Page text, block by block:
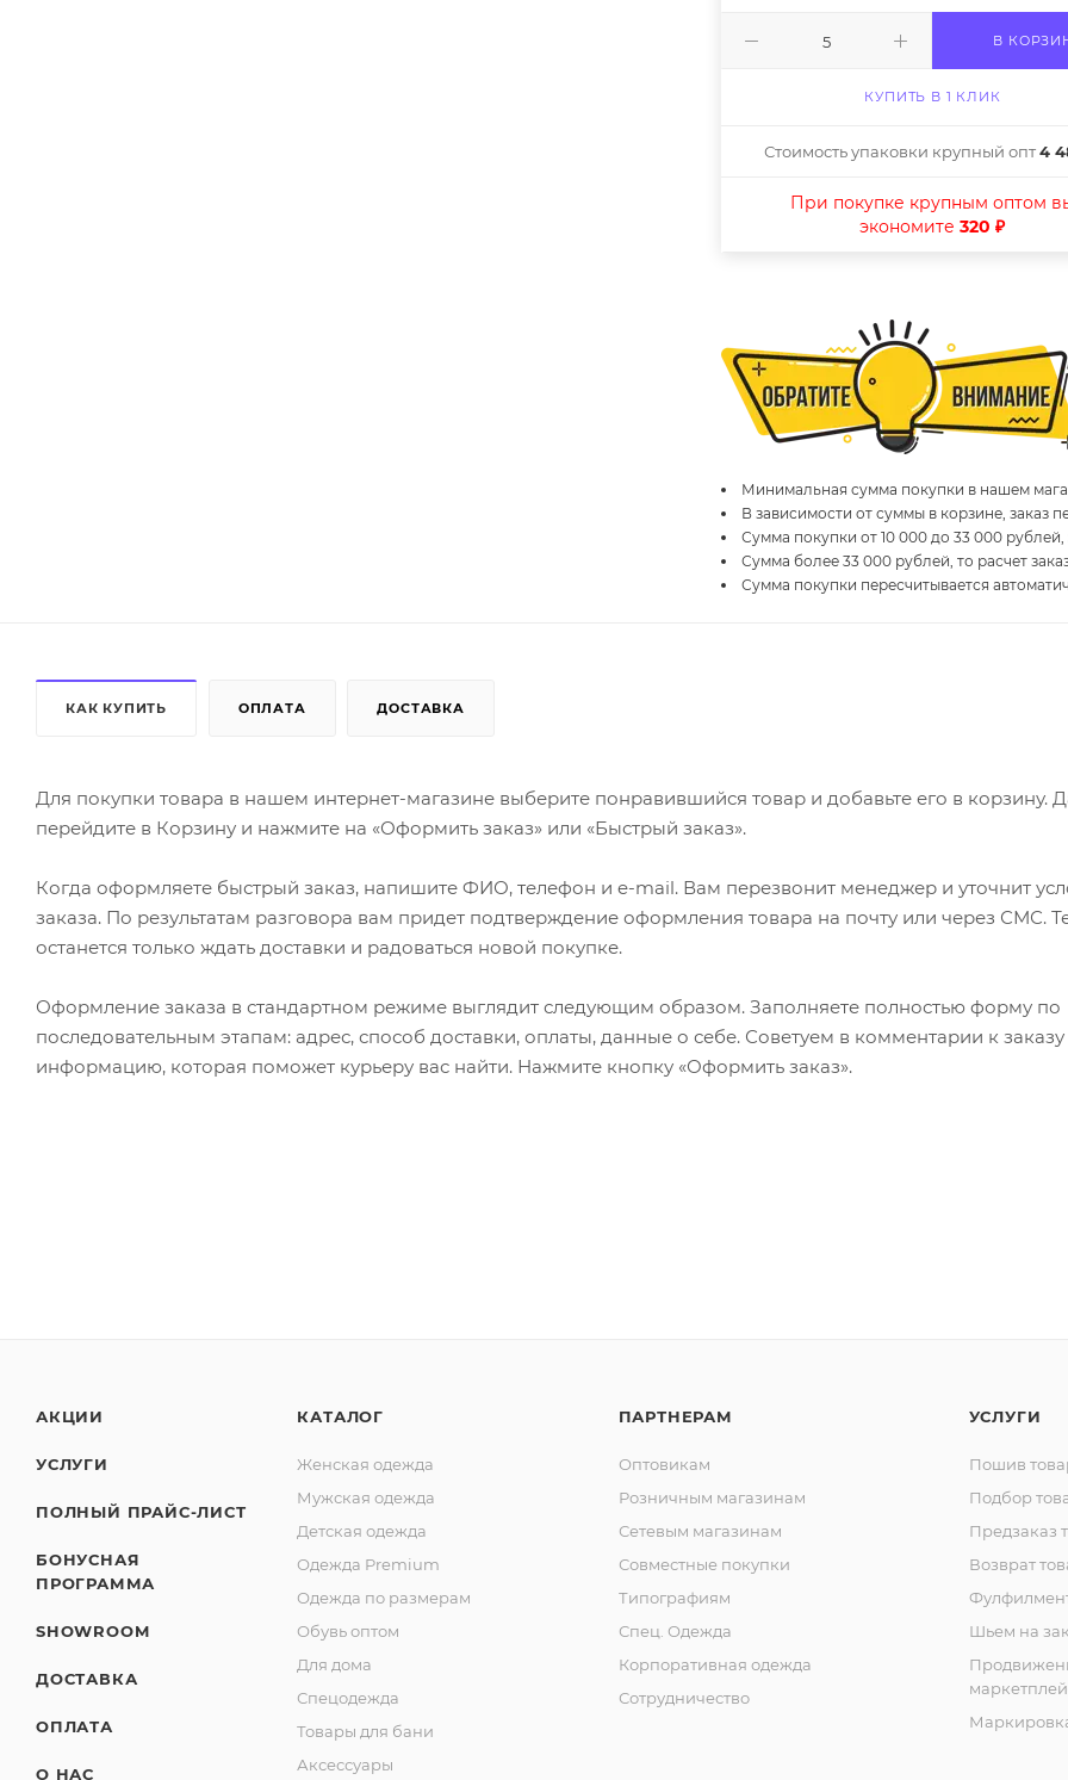
В
КУПИТЬ В 1 КЛИК
Стоимость упаковки крупный опт4
При покупке крупным оптом
экономите320 ₽
Минимальная сумма покупки в нашем
В зависимости от суммы в корзине, заказ
Сумма покупки от 10 000 до 33 000 рублей,
Сумма более 33 000 рублей, то расчет
Сумма покупки пересчитывается
КАК КУПИТЬ ОПЛАТА ДОСТАВКА
Для покупки товара в нашем интернет-магазине выберите понравившийся товар и добавьте его в корзину.
перейдите в Корзину и нажмите на «Оформить заказ» или «Быстрый заказ».
Когда оформляете быстрый заказ, напишите ФИО, телефон и e-mail. Вам перезвонит менеджер и уточнит
заказа. По результатам разговора вам придет подтверждение оформления товара на почту или через СМС.
останется только ждать доставки и радоваться новой покупке.
Оформление заказа в стандартном режиме выглядит следующим образом. Заполняете полностью форму по
последовательным этапам: адрес, способ доставки, оплаты, данные о себе. Советуем в комментарии к заказу
информацию, которая поможет курьеру вас найти. Нажмите кнопку «Оформить заказ».
АКЦИИ
УСЛУГИ
ПОЛНЫЙ ПРАЙС-ЛИСТ
БОНУСНАЯ
ПРОГРАММА
SHOWROOM
ДОСТАВКА
ОПЛАТА
О НАС
КАТАЛОГ
Женская одежда
Мужская одежда
Детская одежда
Одежда Premium
Одежда по размерам
Обувь оптом
Для дома
Спецодежда
Товары для бани
Аксессуары
ПАРТНЕРАМ
Оптовикам
Розничным магазинам
Сетевым магазинам
Совместные покупки
Типографиям
Спец. Одежда
Корпоративная одежда
Сотрудничество
УСЛУГИ
Пошив
Подбор
Предзаказ
Возврат
Шьем на